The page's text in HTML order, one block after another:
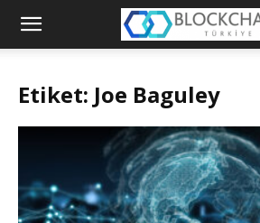
Blockchain
Etiket: Joe Baguley